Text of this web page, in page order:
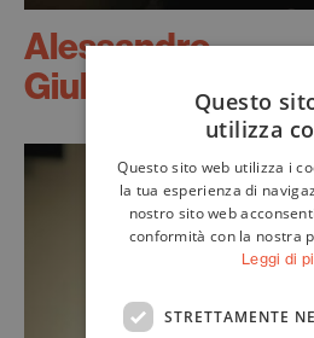
Alessandro
Giuli
Questo
utilizza
Questo sito web utilizza i
la tua esperienza di
nostro sito web
conformità con la nostra
Leggi di
STRETTAMENTE